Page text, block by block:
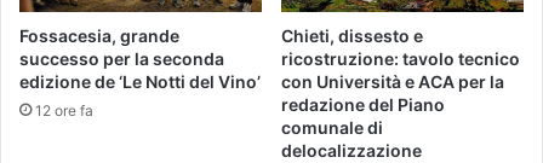
Fossacesia, grande
successo per la seconda
edizione de ‘Le Notti del Vino’
12 ore fa
Chieti, dissesto e
ricostruzione: tavolo tecnico
con Università e ACA per la
redazione del Piano
comunale di
delocalizzazione